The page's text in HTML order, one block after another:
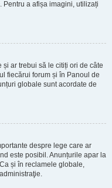
a afișa imagini, utilizați
ar trebui să le citiți ori de câte
fiecărui forum și în Panoul de
globale sunt acordate de
despre lege care ar
este posibil. Anunțurile apar la
și în reclamele globale,